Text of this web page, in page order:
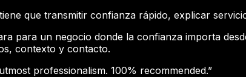
que transmitir confianza rápido, explicar
para un negocio donde la confianza importa
contexto y contacto.
professionalism. 100% recommended.”